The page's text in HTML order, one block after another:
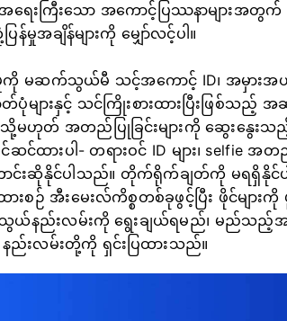
းကြီးသော အကောင့်ပြဿနာများအတွက်
မှုအချိန်များကို မျှော်လင့်ပါ။
မဆက်သွယ်မီ သင့်အကောင့် ID၊ အမှားအယွင်
တ်ပုံများနှင့် သင်ကြိုးစားထားပြီးဖြစ်သည့်
မဟုတ် အတည်ပြုခြင်းများကို ဆွေးနွေးသည့်
င်ထားပါ- တရားဝင် ID များ၊ selfie အတ
ောင်းဆိုနိုင်ပါသည်။ တိုက်ရိုက်ချတ်ကို မရရှိ
ားစဉ် အီးမေးလ်ကိစ္စတစ်ခုဖွင့်ပြီး ဖိုင်မျ
နည်းလမ်းကို ရွေးချယ်ရမည်၊ မည်သည့်အ
နည်းလမ်းတို့ကို ရှင်းပြထားသည်။